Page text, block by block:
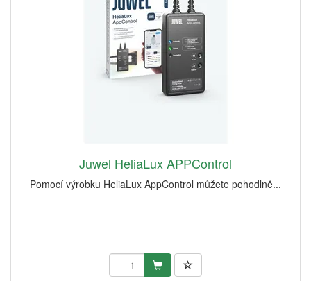
Juwel HeliaLux APPControl
Pomocí výrobku HeliaLux AppControl můžete pohodlně...